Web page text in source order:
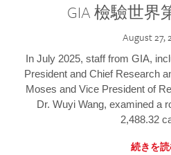
GIA 檢驗世界
August 27,
In July 2025, staff from GIA,
President and Chief Research
Moses and Vice President of
Dr. Wuyi Wang, examined a
2,488.32
続きを